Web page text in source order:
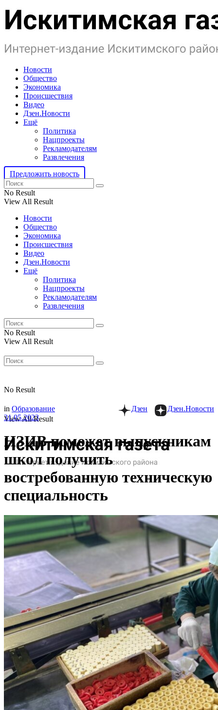
Новости
Общество
Экономика
Происшествия
Видео
Дзен.Новости
Ещё
Политика
Нацпроекты
Рекламодателям
Развлечения
Предложить новость
No Result
View All Result
Новости
Общество
Экономика
Происшествия
Видео
Дзен.Новости
Ещё
Политика
Нацпроекты
Рекламодателям
Развлечения
No Result
View All Result
No Result
View All Result
Дзен.Новости
Дзен
in Образование
31.05.2023
НЗИВ поможет выпускникам
школ получить
востребованную техническую
специальность